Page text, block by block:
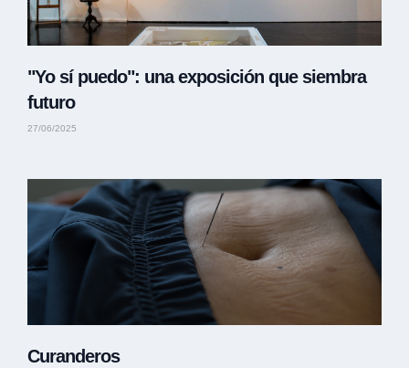
"Yo sí puedo": una exposición que siembra
futuro
27/06/2025
Curanderos